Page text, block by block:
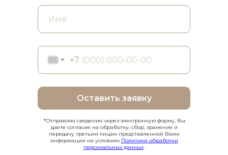
+7
Оставить заявку
*Отправляя сведения через электронную форму, Вы
даете согласие на обработку, сбор, хранение и
передачу третьим лицам представленной Вами
информации на условиях Политики обработки
персональных данных.